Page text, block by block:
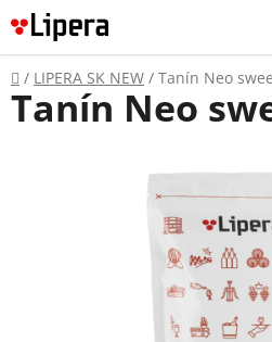
Prejsť
na
obsah
Domov
/ LIPERA SK NEW / Tanín Neo
Tanín Neo